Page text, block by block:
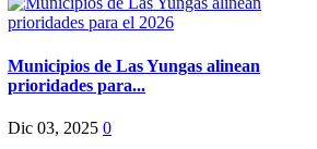
Municipios de Las Yungas alinean
prioridades para...
Dic 03, 2025 0